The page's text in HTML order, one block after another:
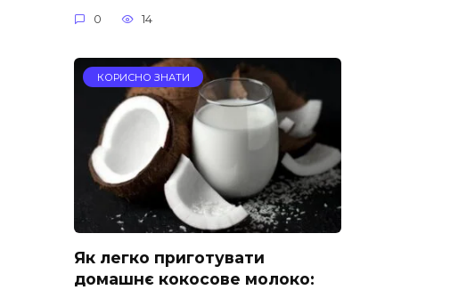
0 14
КОРИСНО ЗНАТИ
Як легко приготувати
домашнє кокосове молоко: